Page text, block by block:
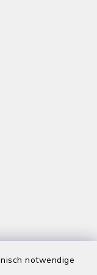
notwendige